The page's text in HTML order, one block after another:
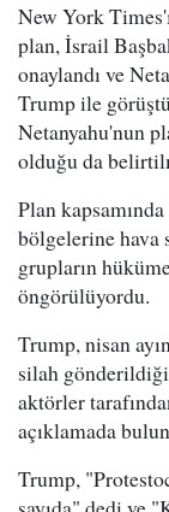
New York
plan, İsrail
onaylandı ve
Trump ile
Netanyahu'nun
olduğu da
Plan
bölgelerine hava
grupların
öngörülüyordu.
Trump, nisan
silah
aktörler
açıklamada
Trump,